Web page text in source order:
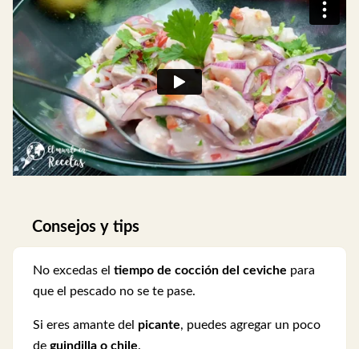
Consejos y tips
No excedas el tiempo de cocción del ceviche para
que el pescado no se te pase.
Si eres amante del picante, puedes agregar un poco
de guindilla o chile.